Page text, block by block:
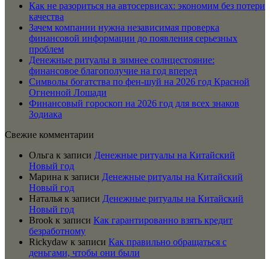
Как не разориться на автосервисах: экономим без потери
качества
Зачем компании нужна независимая проверка
финансовой информации до появления серьезных
проблем
Денежные ритуалы в зимнее солнцестояние:
финансовое благополучие на год вперед
Символы богатства по фен-шуй на 2026 год Красной
Огненной Лошади
Финансовый гороскоп на 2026 год для всех знаков
Зодиака
Свежие комментарии
Ольга к записи Денежные ритуалы на Китайский
Новый год
Марина к записи Денежные ритуалы на Китайский
Новый год
Наталья к записи Денежные ритуалы на Китайский
Новый год
Brook к записи Как гарантированно взять кредит
безработному
Rickydaw к записи Как правильно обращаться с
деньгами, чтобы они были